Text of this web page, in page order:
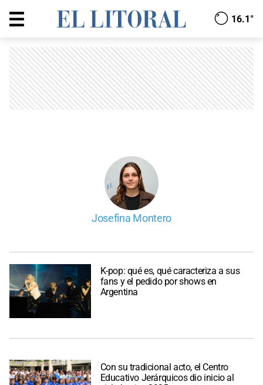
16.1°
Josefina Montero
K-pop: qué es, qué caracteriza a sus
fans y el pedido por shows en
Argentina
Con su tradicional acto, el Centro
Educativo Jerárquicos dio inicio al